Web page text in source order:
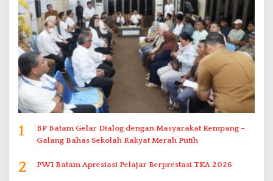
1
BP Batam Gelar Dialog dengan Masyarakat Rempang –
Galang Bahas Sekolah Rakyat Merah Putih
2 PWI Batam Apresiasi Pelajar Berprestasi TKA 2026